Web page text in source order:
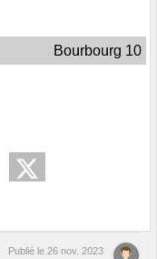
Bourbourg 10
Publié le 26 nov. 2023